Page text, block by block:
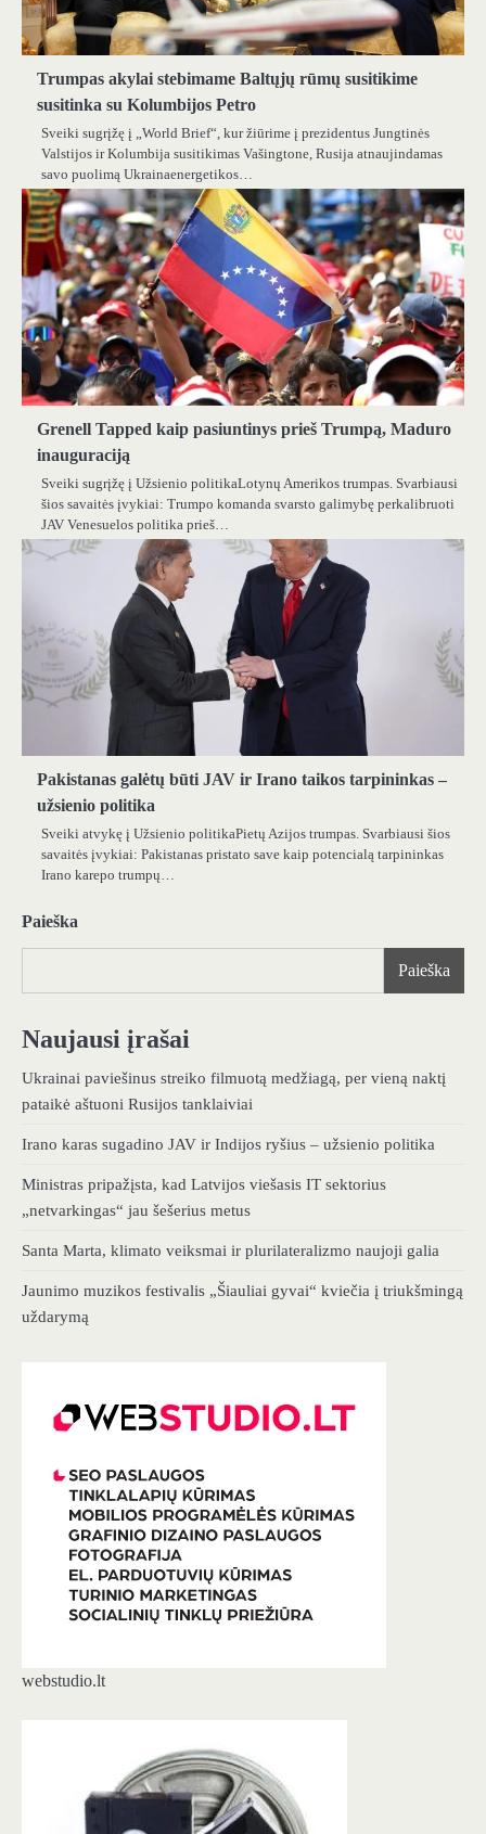
Trumpas akylai stebimame Baltųjų rūmų susitikime
susitinka su Kolumbijos Petro
Sveiki sugrįžę į „World Brief“, kur žiūrime į prezidentus Jungtinės
Valstijos ir Kolumbija susitikimas Vašingtone, Rusija atnaujindamas
savo puolimą Ukrainaenergetikos…
Grenell Tapped kaip pasiuntinys prieš Trumpą, Maduro
inauguraciją
Sveiki sugrįžę į Užsienio politikaLotynų Amerikos trumpas. Svarbiausi
šios savaitės įvykiai: Trumpo komanda svarsto galimybę perkalibruoti
JAV Venesuelos politika prieš…
Pakistanas galėtų būti JAV ir Irano taikos tarpininkas –
užsienio politika
Sveiki atvykę į Užsienio politikaPietų Azijos trumpas. Svarbiausi šios
savaitės įvykiai: Pakistanas pristato save kaip potencialą tarpininkas
Irano karepo trumpų…
Paieška
Paieška
Naujausi įrašai
Ukrainai paviešinus streiko filmuotą medžiagą, per vieną naktį
pataikė aštuoni Rusijos tanklaiviai
Irano karas sugadino JAV ir Indijos ryšius – užsienio politika
Ministras pripažįsta, kad Latvijos viešasis IT sektorius
„netvarkingas“ jau šešerius metus
Santa Marta, klimato veiksmai ir plurilateralizmo naujoji galia
Jaunimo muzikos festivalis „Šiauliai gyvai“ kviečia į triukšmingą
uždarymą
webstudio.lt